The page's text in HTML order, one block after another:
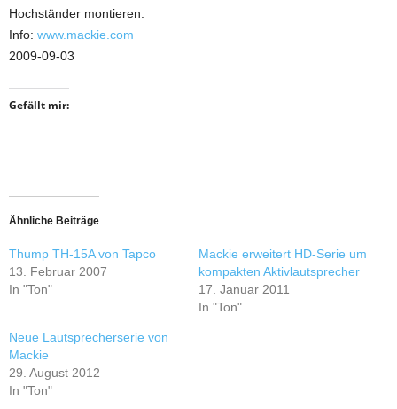
Hochständer montieren.
Info: www.mackie.com
2009-09-03
Gefällt mir:
Ähnliche Beiträge
Thump TH-15A von Tapco
13. Februar 2007
In "Ton"
Mackie erweitert HD-Serie um
kompakten Aktivlautsprecher
17. Januar 2011
In "Ton"
Neue Lautsprecherserie von
Mackie
29. August 2012
In "Ton"